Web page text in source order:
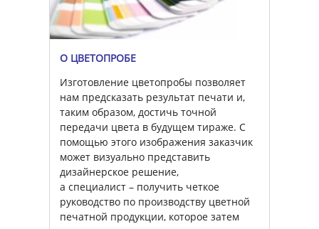
О ЦВЕТОПРОБЕ
Изготовление цветопробы позволяет
нам предсказать результат печати и,
таким образом, достичь точной
передачи цвета в будущем тираже. С
помощью этого изображения заказчик
может визуально представить
дизайнерское решение,
а специалист – получить четкое
руководство по производству цветной
печатной продукции, которое затем